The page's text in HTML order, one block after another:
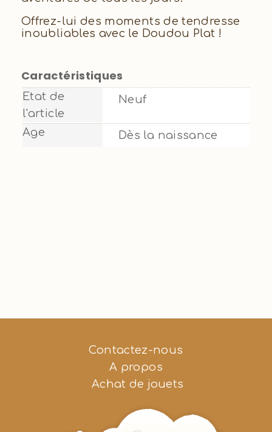
Offrez-lui des moments de tendresse
inoubliables avec le Doudou Plat !
Caractéristiques
Etat de
l'article
Neuf
Age Dès la naissance
Contactez-nous
A propos
Achat de jouets